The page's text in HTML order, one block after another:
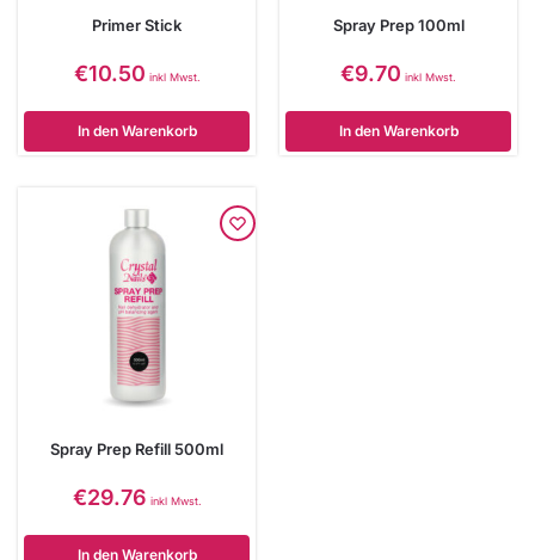
Primer Stick
€10.50 inkl Mwst.
In den Warenkorb
Spray Prep 100ml
€9.70 inkl Mwst.
In den Warenkorb
Spray Prep Refill 500ml
€29.76 inkl Mwst.
In den Warenkorb